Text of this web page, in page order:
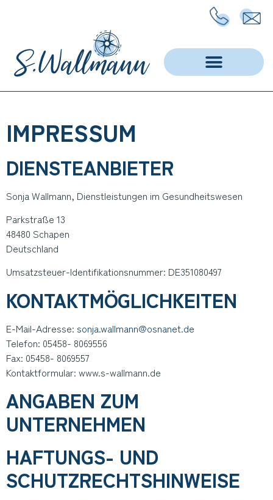
IMPRESSUM
DIENSTEANBIETER
Sonja Wallmann, Dienstleistungen im Gesundheitswesen
Parkstraße 13
48480 Schapen
Deutschland
Umsatzsteuer-Identifikationsnummer: DE351080497
KONTAKTMÖGLICHKEITEN
E-Mail-Adresse: sonja.wallmann@osnanet.de
Telefon: 05458- 8069556
Fax: 05458- 8069557
Kontaktformular: www.s-wallmann.de
ANGABEN ZUM
UNTERNEHMEN
HAFTUNGS- UND
SCHUTZRECHTSHINWEISE